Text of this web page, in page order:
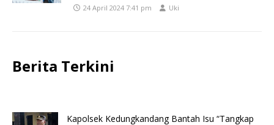
24 April 2024 7:41 pm Uki
Berita Terkini
Kapolsek Kedungkandang Bantah Isu “Tangkap